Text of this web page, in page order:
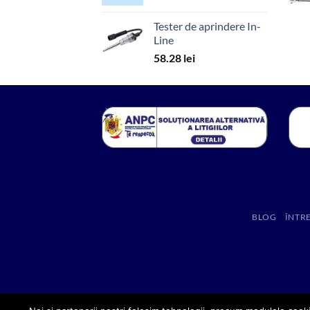
Tester de aprindere In-
Line
58.28 lei
BLOG